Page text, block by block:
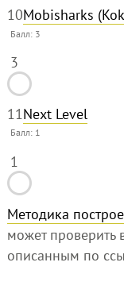
10Mobisharks
Балл: 3
3
11Next Level
Балл: 1
1
Методика
может проверить
описанным по